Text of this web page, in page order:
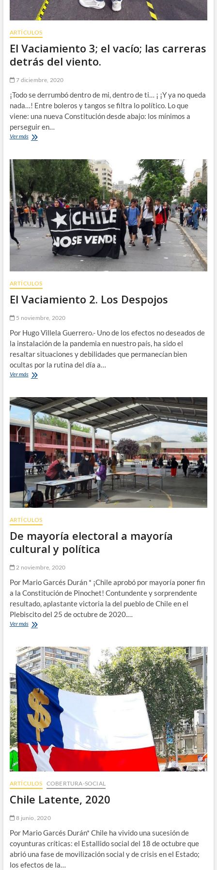
ARTÍCULOS
El Vaciamiento 3; el vacío; las carreras
detrás del viento.
7 diciembre, 2020
¡Todo se derrumbó dentro de mi, dentro de ti… ¡ ¡Y ya no queda
nada…! Entre boleros y tangos se filtra lo político. Lo que
viene: una nueva Constitución desde abajo: los mínimos a
perseguir en…
Ver másEl
el
vacío;
las
carreras
detrás
del
viento.
ARTÍCULOS
El Vaciamiento 2. Los Despojos
5 noviembre, 2020
Por Hugo Villela Guerrero.- Uno de los efectos no deseados de
la instalación de la pandemia en nuestro país, ha sido el
resaltar situaciones y debilidades que permanecían bien
ocultas por la rutina del día a…
Ver másEl
Los
Despojos
ARTÍCULOS
De mayoría electoral a mayoría
cultural y política
2 noviembre, 2020
Por Mario Garcés Durán * ¡Chile aprobó por mayoría poner fin
a la Constitución de Pinochet! Contundente y sorprendente
resultado, aplastante victoria la del pueblo de Chile en el
Plebiscito del 25 de octubre de 2020.…
Ver másDe
a
mayoría
cultural
y
política
ARTÍCULOS COBERTURA-SOCIAL
Chile Latente, 2020
8 junio, 2020
Por Mario Garcés Durán* Chile ha vivido una sucesión de
coyunturas críticas: el Estallido social del 18 de octubre que
abrió una fase de movilización social y de crisis en el Estado;
los efectos de la…